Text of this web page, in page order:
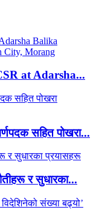
at Adarsha...
सहित पोखरा...
र सुधारका...